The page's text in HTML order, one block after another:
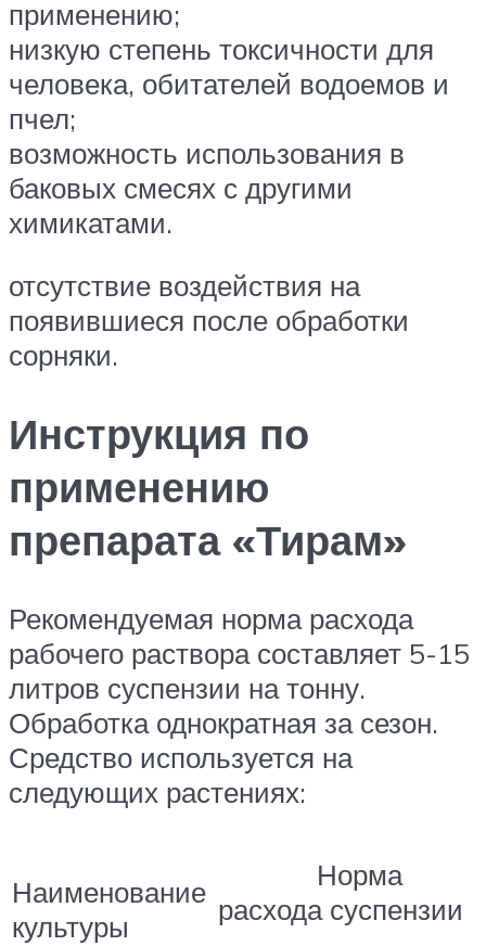
применению;
низкую степень токсичности для
человека, обитателей водоемов и
пчел;
возможность использования в
баковых смесях с другими
химикатами.
отсутствие воздействия на
появившиеся после обработки
сорняки.
Инструкция по
применению
препарата «Тирам»
Рекомендуемая норма расхода
рабочего раствора составляет 5-15
литров суспензии на тонну.
Обработка однократная за сезон.
Средство используется на
следующих растениях:
Наименование
культуры
Норма
расхода суспензии